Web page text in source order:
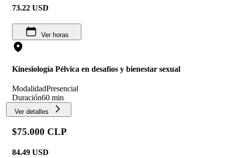
73.22 USD
Ver horas
Kinesiología Pélvica en desafíos y bienestar sexual
ModalidadPresencial
Duración60 min
Ver detalles
$75.000 CLP
84.49 USD